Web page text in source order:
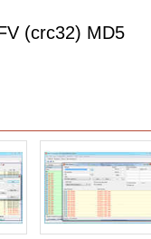
(crc32) MD5